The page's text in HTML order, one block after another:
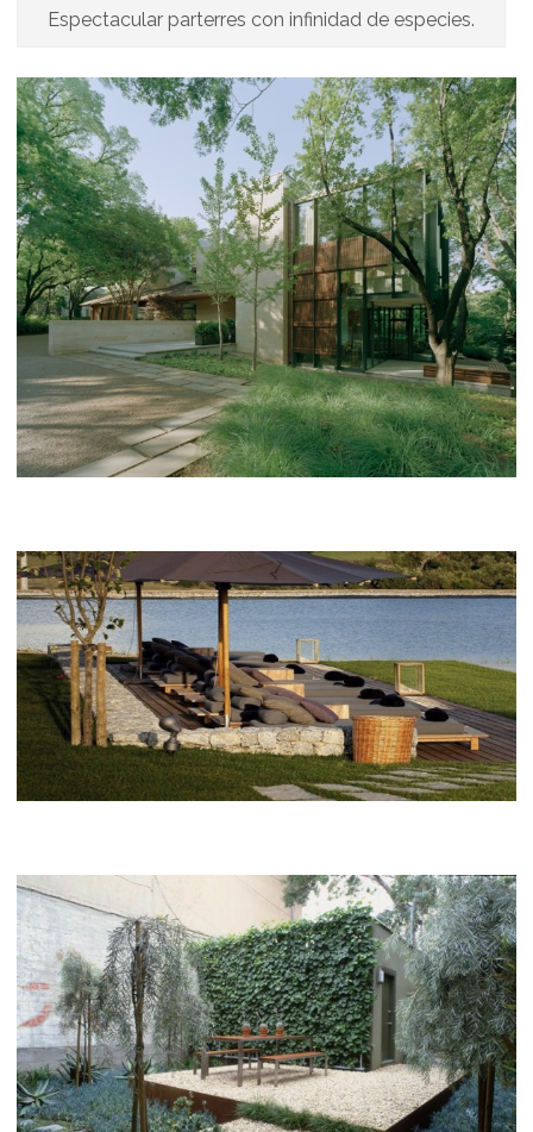
Espectacular parterres con infinidad de especies.